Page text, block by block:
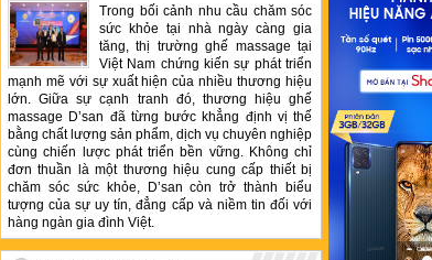
Trong bối cảnh nhu cầu chăm sóc
sức khỏe tại nhà ngày càng gia
tăng, thị trường ghế massage tại
Việt Nam chứng kiến sự phát triển
mạnh mẽ với sự xuất hiện của nhiều thương hiệu
lớn. Giữa sự cạnh tranh đó, thương hiệu ghế
massage D’san đã từng bước khẳng định vị thế
bằng chất lượng sản phẩm, dịch vụ chuyên nghiệp
cùng chiến lược phát triển bền vững. Không chỉ
đơn thuần là một thương hiệu cung cấp thiết bị
chăm sóc sức khỏe, D’san còn trở thành biểu
tượng của sự uy tín, đẳng cấp và niềm tin đối với
hàng ngàn gia đình Việt.